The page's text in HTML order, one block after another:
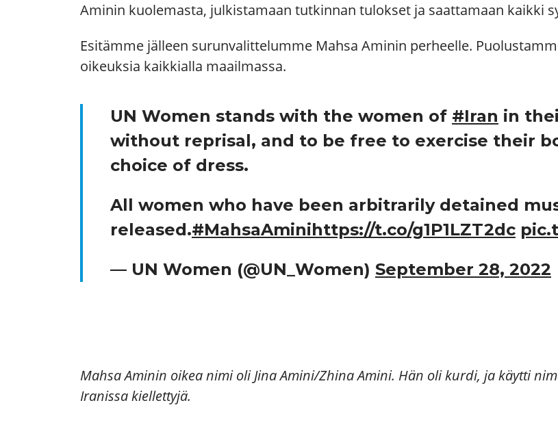
Aminin kuolemasta, julkistamaan tutkinnan tulokset ja saattamaan kaikki
Esitämme jälleen surunvalittelumme Mahsa Aminin perheelle.
oikeuksia kaikkialla maailmassa.
UN Women stands with the women of #Iran in
without reprisal, and to be free to exercise their
choice of dress.
All women who have been arbitrarily detained
released.#MahsaAminihttps://t.co/g1P1LZT2dc
— UN Women (@UN_Women) September 28, 2022
Mahsa Aminin oikea nimi oli Jina Amini/Zhina Amini. Hän oli kurdi, ja käytti
Iranissa kiellettyjä.